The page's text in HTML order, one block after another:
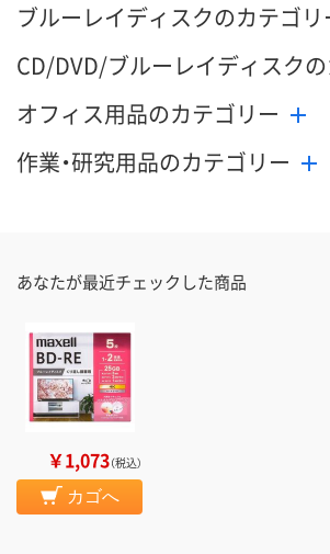
ブルーレイディスクのカテゴリ
CD/DVD/ブルーレイディスク
オフィス用品のカテゴリー
作業・研究用品のカテゴリー
あなたが最近チェックした商品
￥1,073（税込）
カゴへ